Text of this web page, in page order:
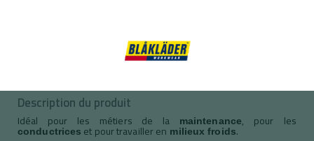
Description du produit
Idéal pour les métiers de la maintenance, pour les
conductrices et pour travailler en milieux froids.